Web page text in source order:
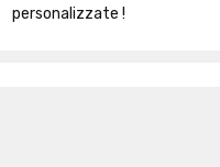
personalizzate !